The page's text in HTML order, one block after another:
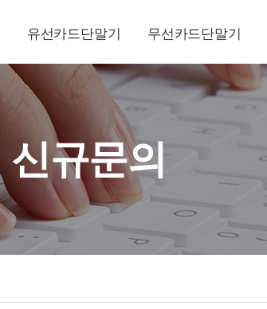
유선카드단말기 무선카드단말기
신규문의